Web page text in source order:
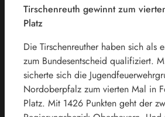
Tirschenreuth gewinnt zum
Platz
Die Tirschenreuther haben sich als
zum Bundesentscheid qualifiziert.
sicherte sich die
Nordoberpfalz zum vierten Mal in
Platz. Mit 1426 Punkten geht der